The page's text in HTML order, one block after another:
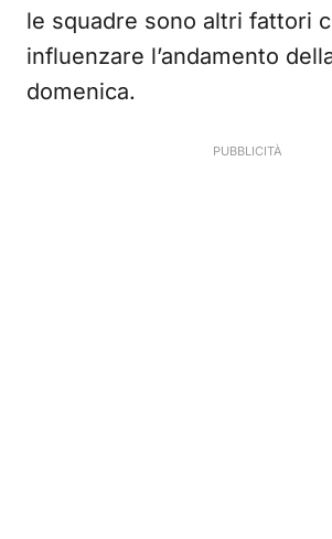
le squadre sono altri fattori
influenzare l’andamento
domenica.